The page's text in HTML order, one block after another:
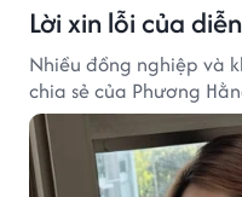
Lời xin lỗi của
Nhiều đồng nghiệp và
chia sẻ của Phương